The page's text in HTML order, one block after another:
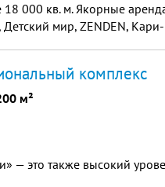
000 кв. м. Якорные
мир, ZENDEN,
комплекс
м²
— это также высокий